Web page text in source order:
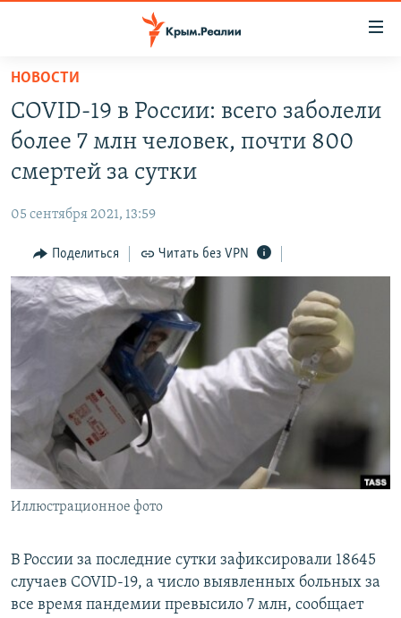
Вернуться
основному
содержанию
главной
навигации
Вернутся
поиску
СПЕЦПРОЕКТЫ
11 ЛЕТ ОККУПАЦИИ КРЫМА. 11 ИСТОРИЙ СОПРОТИВЛЕНИЯ
ЕЩЕ
ИНТЕРАКТИВ
ИНФОГРАФИКА
ТЕЛЕПРОЕКТ КРЫМ.РЕАЛИИ
СОВЕТЫ ПРАВОЗАЩИТНИКОВ
ПРОПАВШИЕ БЕЗ ВЕСТИ
ПОБЕДИТЕЛЕЙ НЕ СУДЯТ?
КРЫМ.НЕПОКОРЕННЫЙ
ELIFBE
УКРАИНСКАЯ ПРОБЛЕМА КРЫМА
РАДІО СВОБОДА
КАК ОБОЙТИ БЛОКИРОВКУ
Українською
Qırımtatar
ПРИСОЕДИНЯЙТЕСЬ!
НОВОСТИ
COVID-19 в России: всего заболели
более 7 млн человек, почти 800
смертей за сутки
05 сентября 2021, 13:59
Поделиться Читать без VPN
Иллюстрационное фото
В России за последние сутки зафиксировали 18645
случаев COVID-19, а число выявленных больных за
все время пандемии превысило 7 млн, сообщает